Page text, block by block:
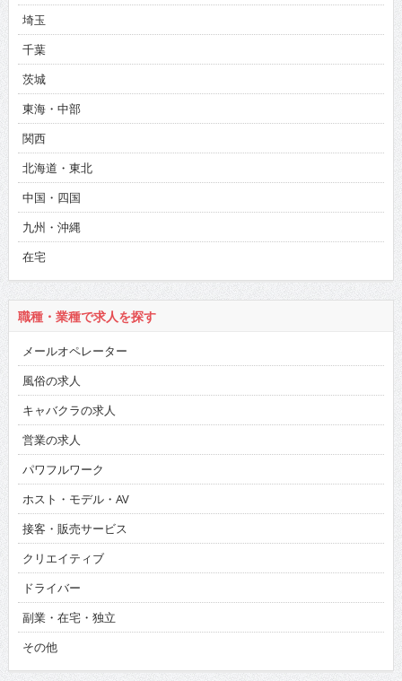
埼玉
千葉
茨城
東海・中部
関西
北海道・東北
中国・四国
九州・沖縄
在宅
職種・業種で求人を探す
メールオペレーター
風俗の求人
キャバクラの求人
営業の求人
パワフルワーク
ホスト・モデル・AV
接客・販売サービス
クリエイティブ
ドライバー
副業・在宅・独立
その他